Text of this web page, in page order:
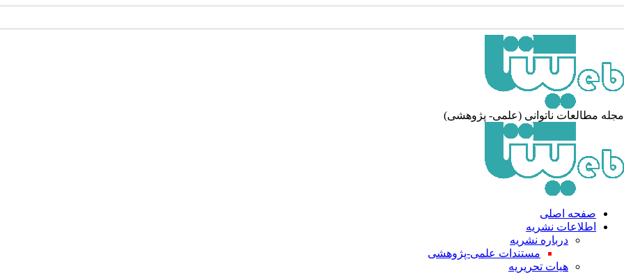
مجله مطالعات ناتوانی (علمی- پژوهشی)
صفحه اصلی
اطلاعات نشریه
درباره نشریه
مستندات علمی-پژوهشی
هیات تحریریه